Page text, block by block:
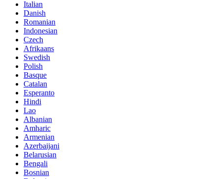
Italian
Danish
Romanian
Indonesian
Czech
Afrikaans
Swedish
Polish
Basque
Catalan
Esperanto
Hindi
Lao
Albanian
Amharic
Armenian
Azerbaijani
Belarusian
Bengali
Bosnian